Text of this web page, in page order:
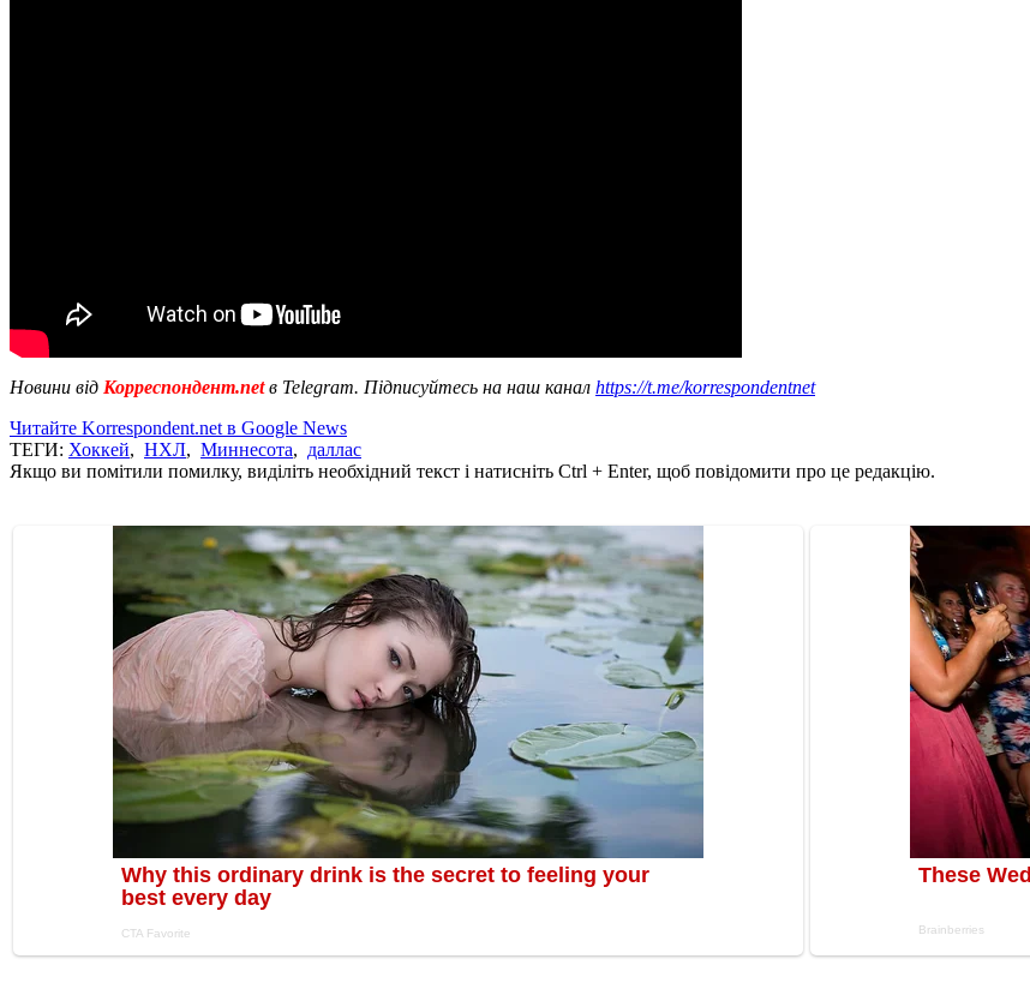
Новини від Корреспондент.netв Telegram. Підписуйтесь на наш канал https://t.me/korrespondentnet
Читайте Korrespondent.net в Google News
ТЕГИ: Хоккей, НХЛ, Миннесота, даллас
Якщо ви помітили помилку, виділіть необхідний текст і натисніть Ctrl + Enter, щоб повідомити про це редакцію.